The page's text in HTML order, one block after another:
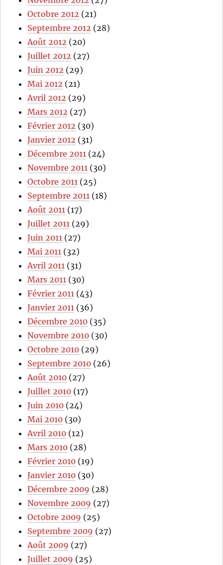
Octobre 2012 (21)
Septembre 2012 (28)
Août 2012 (20)
Juillet 2012 (27)
Juin 2012 (29)
Mai 2012 (21)
Avril 2012 (29)
Mars 2012 (27)
Février 2012 (30)
Janvier 2012 (31)
Décembre 2011 (24)
Novembre 2011 (30)
Octobre 2011 (25)
Septembre 2011 (18)
Août 2011 (17)
Juillet 2011 (29)
Juin 2011 (27)
Mai 2011 (32)
Avril 2011 (31)
Mars 2011 (30)
Février 2011 (43)
Janvier 2011 (36)
Décembre 2010 (35)
Novembre 2010 (30)
Octobre 2010 (29)
Septembre 2010 (26)
Août 2010 (27)
Juillet 2010 (17)
Juin 2010 (24)
Mai 2010 (30)
Avril 2010 (12)
Mars 2010 (28)
Février 2010 (19)
Janvier 2010 (30)
Décembre 2009 (28)
Novembre 2009 (27)
Octobre 2009 (25)
Septembre 2009 (27)
Août 2009 (27)
Juillet 2009 (25)